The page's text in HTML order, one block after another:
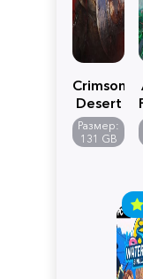
Crimson
Desert
Размер:
131 GB